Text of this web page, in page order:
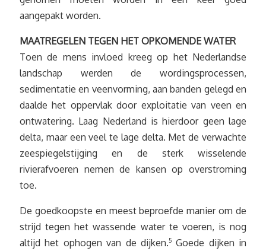
aangepakt worden.
MAATREGELEN TEGEN HET OPKOMENDE WATER
Toen de mens invloed kreeg op het Nederlandse
landschap werden de wordingsprocessen,
sedimentatie en veenvorming, aan banden gelegd en
daalde het oppervlak door exploitatie van veen en
ontwatering. Laag Nederland is hierdoor geen lage
delta, maar een veel te lage delta. Met de verwachte
zeespiegelstijging en de sterk wisselende
rivierafvoeren nemen de kansen op overstroming
toe.
De goedkoopste en meest beproefde manier om de
strijd tegen het wassende water te voeren, is nog
altijd het ophogen van de dijken.5Goede dijken in